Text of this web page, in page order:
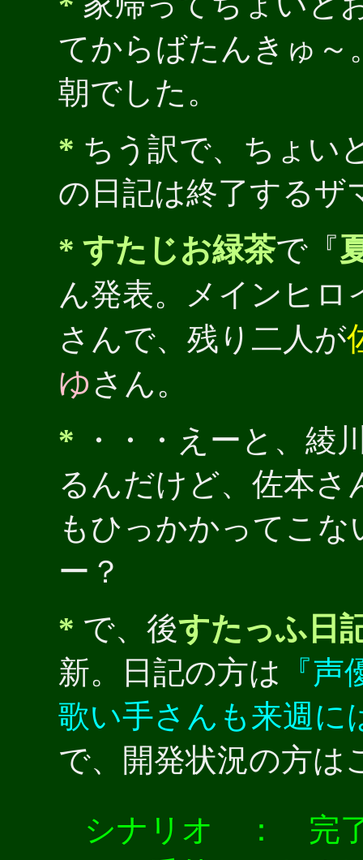
てからばたんきゅ～
朝でした。
* ちう訳で、ちょい
の日記は終了するザ
* すたじお緑茶で『
ん発表。メインヒロ
さんで、残り二人が
ゆ さん。
* ・・・えーと、綾
るんだけど、佐本さ
もひっかかってこ
ー？
* で、後すたっふ日
新。日記の方は 『
歌い手さんも来週に
で、開発状況の方は
シナリオ ： 完了